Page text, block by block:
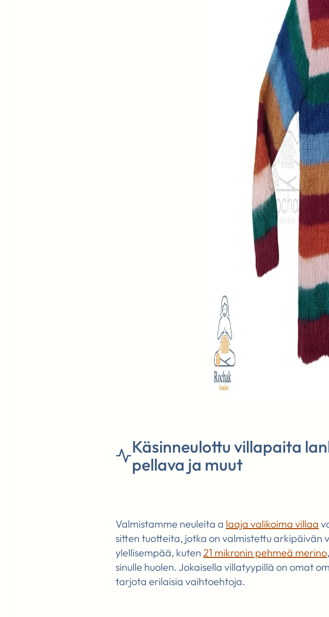
Käsinneulottu villapaita
pellava ja muut
Valmistamme neuleita a laaja valikoima villaa
sitten tuotteita, jotka on valmistettu arkipäivän
ylellisempää, kuten 21 mikronin pehmeä merino,
sinulle huolen. Jokaisella villatyypillä on omat
tarjota erilaisia vaihtoehtoja.